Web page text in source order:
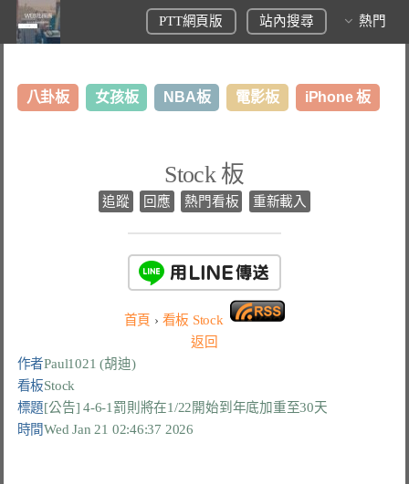
PTT網頁版 站內搜尋 熱門
八卦板 女孩板 NBA板 電影板 iPhone 板
Stock 板
追蹤 回應 熱門看板 重新載入
首頁 › 看板 Stock
返回
作者Paul1021 (胡迪)
看板Stock
標題[公告] 4-6-1罰則將在1/22開始到年底加重至30天
時間Wed Jan 21 02:46:37 2026